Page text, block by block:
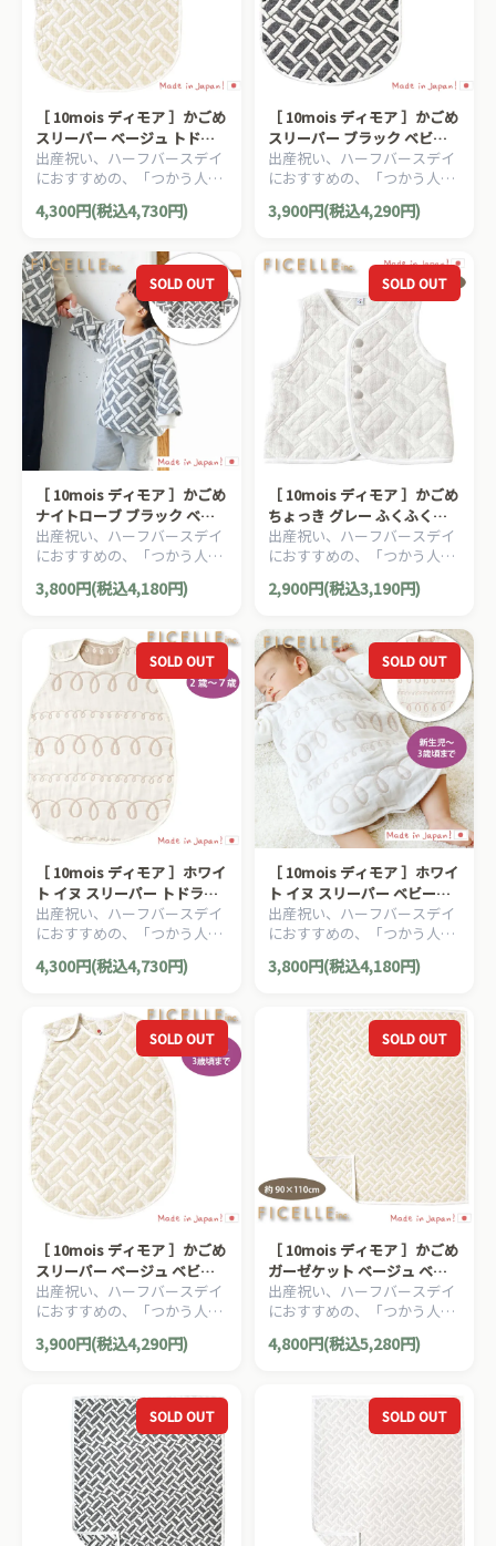
［ 10mois ディモア ］かごめ
スリーパー ベージュ トドラ
ー・キッズサイズ ふくふくガ
ーゼ 6重ガーゼ FICELLE フィ
セル 日本製 2~7歳頃まで
出産祝い、ハーフバースデイ
におすすめの、「つかう人が
本当に笑顔になれるモノ」を
大切に出産準備グッズ、
ビー用品です。
4,300円(税込4,730円)
［ 10mois ディモア ］かごめ
スリーパー ブラック ベビー
サイズ ガーゼ 6重ガーゼ
FICELLE フィセル 日本製 新
生児&#12316;3歳頃まで
出産祝い、ハーフバースデイ
におすすめの、「つかう人が
本当に笑顔になれるモノ」を
大切に出産準備グッズ、
ビー用品です。
3,900円(税込4,290円)
SOLD OUT
［ 10mois ディモア ］かごめ
ナイトローブ ブラック ベビ
ー・キッズサイズ ふくふくガ
ーゼ 6重ガーゼ FICELLE フィ
セル 日本製 4歳頃まで
出産祝い、ハーフバースデイ
におすすめの、「つかう人が
本当に笑顔になれるモノ」を
大切に出産準備グッズ、
ビー用品です。
3,800円(税込4,180円)
SOLD OUT
［ 10mois ディモア ］かごめ
ちょっき グレー ふくふくガ
ーゼ 6重ガーゼ FICELLE フィ
セル 日本製 50～70cm
出産祝い、ハーフバースデイ
におすすめの、「つかう人が
本当に笑顔になれるモノ」を
大切に出産準備グッズ、
ビー用品です。
2,900円(税込3,190円)
SOLD OUT
［ 10mois ディモア ］ホワイ
ト イヌ スリーパー トドラ
ー・キッズサイズ 6重ガーゼ
FICELLE フィセル 日本製 2か
ら7歳頃まで
出産祝い、ハーフバースデイ
におすすめの、「つかう人が
本当に笑顔になれるモノ」を
大切に出産準備グッズ、
ビー用品です。
4,300円(税込4,730円)
SOLD OUT
［ 10mois ディモア ］ホワイ
ト イヌ スリーパー ベビーサ
イズ 6重ガーゼ FICELLE フィ
セル 日本製 新生児から3歳頃
まで
出産祝い、ハーフバースデイ
におすすめの、「つかう人が
本当に笑顔になれるモノ」を
大切に出産準備グッズ、
ビー用品です。
3,800円(税込4,180円)
SOLD OUT
［ 10mois ディモア ］かごめ
スリーパー ベージュ ベビー
サイズ ガーゼ 6重ガーゼ
FICELLE フィセル 日本製 新
生児から3歳頃まで
出産祝い、ハーフバースデイ
におすすめの、「つかう人が
本当に笑顔になれるモノ」を
大切に出産準備グッズ、
3,900円(税込4,290円)
SOLD OUT
［ 10mois ディモア ］かごめ
ガーゼケット ベージュ ベビ
ーサイズ ふくふくガーゼ 6重
ガーゼ FICELLE フィセル 日
本製 約90×110cm
出産祝い、ハーフバースデイ
におすすめの、「つかう人が
本当に笑顔になれるモノ」を
大切に出産準備グッズ、
4,800円(税込5,280円)
SOLD OUT SOLD OUT